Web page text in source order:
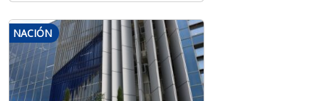
NACIÓN